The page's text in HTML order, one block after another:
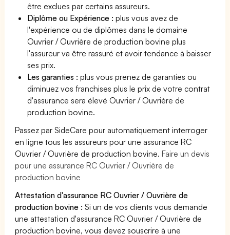
être exclues par certains assureurs.
Diplôme ou Expérience :plus vous avez de
l'expérience ou de diplômes dans le domaine
Ouvrier / Ouvrière de production bovine plus
l'assureur va être rassuré et avoir tendance à baisser
ses prix.
Les garanties :plus vous prenez de garanties ou
diminuez vos franchises plus le prix de votre contrat
d'assurance sera élevé Ouvrier / Ouvrière de
production bovine.
Passez par SideCare pour automatiquement interroger
en ligne tous les assureurs pour une assurance RC
Ouvrier / Ouvrière de production bovine.Faire un devis
pour une assurance RC Ouvrier / Ouvrière de
production bovine
Attestation d'assurance RC Ouvrier / Ouvrière de
production bovine : Si un de vos clients vous demande
une attestation d'assurance RC Ouvrier / Ouvrière de
production bovine, vous devez souscrire à une